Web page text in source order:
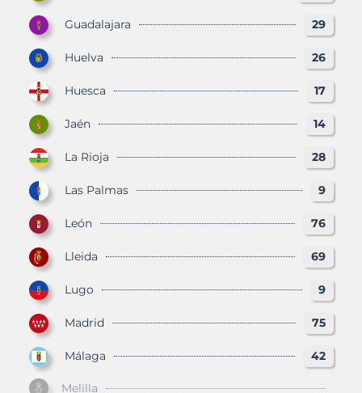
Guadalajara 29
Huelva 26
Huesca 17
Jaén 14
La Rioja 28
Las Palmas 9
León 76
Lleida 69
Lugo 9
Madrid 75
Málaga 42
Melilla